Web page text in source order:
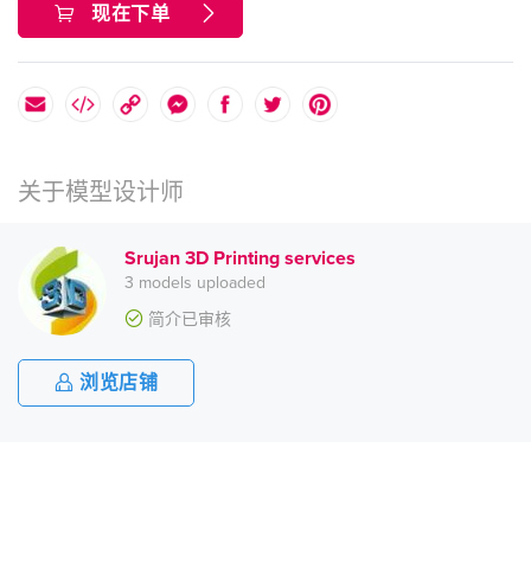
现在下单
关于模型设计师
Srujan 3D Printing services
3 models uploaded
简介已审核
浏览店铺